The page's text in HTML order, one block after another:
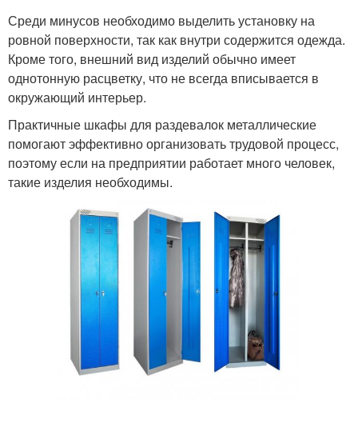
Среди минусов необходимо выделить установку на
ровной поверхности, так как внутри содержится одежда.
Кроме того, внешний вид изделий обычно имеет
однотонную расцветку, что не всегда вписывается в
окружающий интерьер.
Практичные шкафы для раздевалок металлические
помогают эффективно организовать трудовой процесс,
поэтому если на предприятии работает много человек,
такие изделия необходимы.